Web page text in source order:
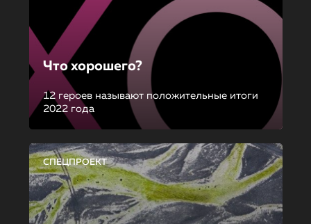
Что хорошего?
12 героев называют положительные итоги
2022 года
СПЕЦПРОЕКТ